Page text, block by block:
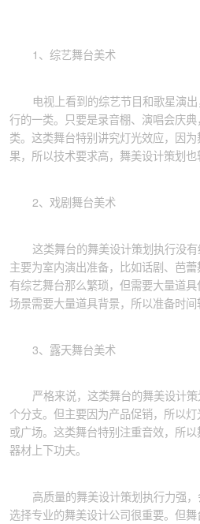
1、综艺舞台美术
电视上看到的综艺节目和歌星演
行的一类。只要是录音棚、演唱会庆
类。这类舞台特别讲究灯光效应，因
果，所以技术要求高，舞美设计策划也
2、戏剧舞台美术
这类舞台的舞美设计策划执行没有
主要为室内演出准备，比如话剧、芭
有综艺舞台那么繁琐，但需要大量道
场景需要大量道具背景，所以准备时间
3、露天舞台美术
严格来说，这类舞台的舞美设计
个分支。但主要因为产品促销，所以
或广场。这类舞台特别注重音效，所
器材上下功夫。
高质量的舞美设计策划执行力强
选择专业的舞美设计公司很重要。但